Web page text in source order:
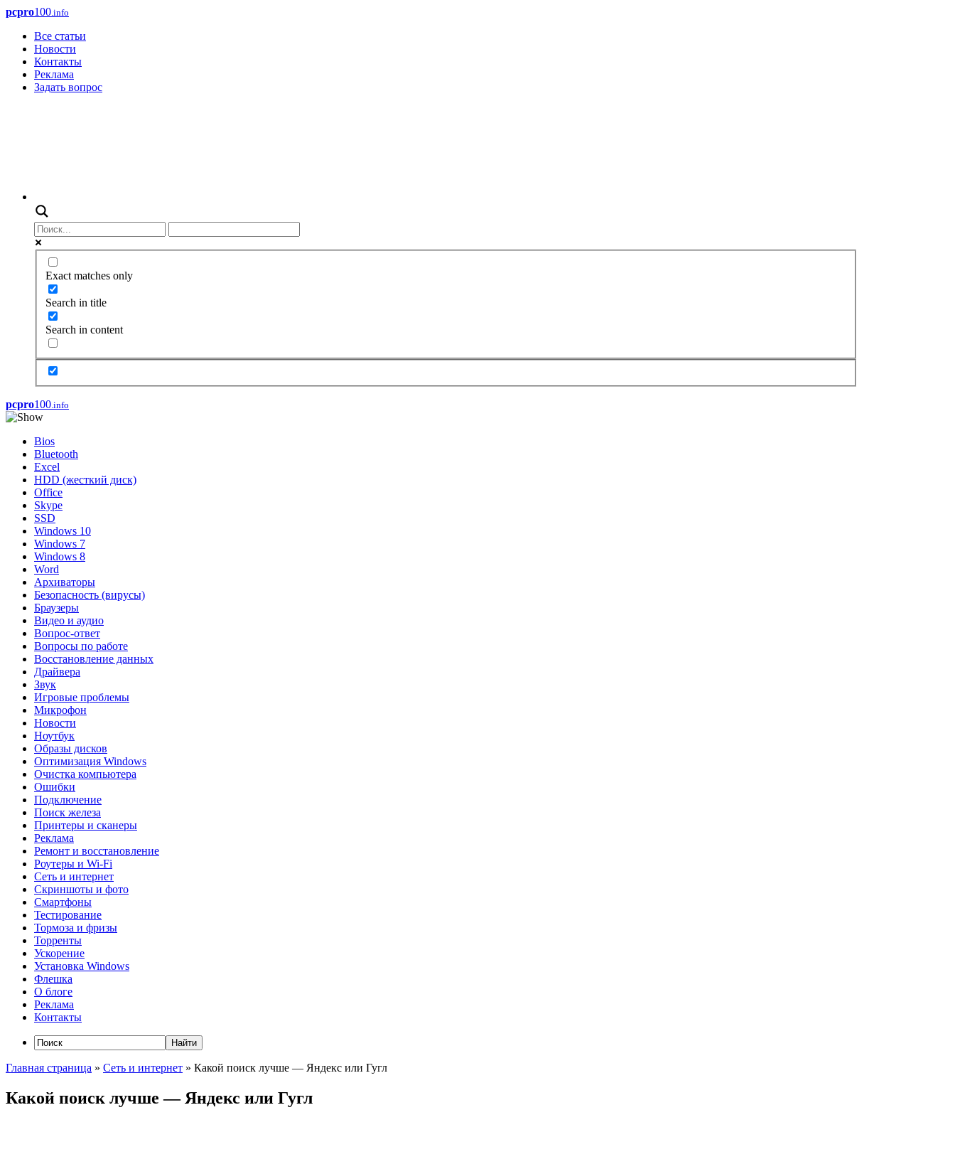
pcpro100.info
Все статьи
Новости
Контакты
Реклама
Задать вопрос
Exact matches only
Search in title
Search in content
pcpro100.info
Bios
Bluetooth
Excel
HDD (жесткий диск)
Office
Skype
SSD
Windows 10
Windows 7
Windows 8
Word
Архиваторы
Безопасность (вирусы)
Браузеры
Видео и аудио
Вопрос-ответ
Вопросы по работе
Восстановление данных
Драйвера
Звук
Игровые проблемы
Микрофон
Новости
Ноутбук
Образы дисков
Оптимизация Windows
Очистка компьютера
Ошибки
Подключение
Поиск железа
Принтеры и сканеры
Реклама
Ремонт и восстановление
Роутеры и Wi-Fi
Сеть и интернет
Скриншоты и фото
Смартфоны
Тестирование
Тормоза и фризы
Торренты
Ускорение
Установка Windows
Флешка
О блоге
Реклама
Контакты
Главная страница » Сеть и интернет » Какой поиск лучше — Яндекс или Гугл
Какой поиск лучше — Яндекс или Гугл